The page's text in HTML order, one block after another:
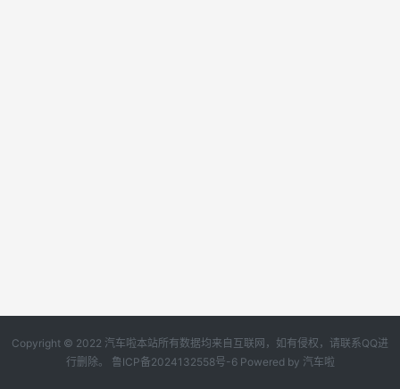
Copyright © 2022 汽车啦本站所有数据均来自互联网，如有侵权，请联系QQ进
行删除。 鲁ICP备2024132558号-6Powered by 汽车啦